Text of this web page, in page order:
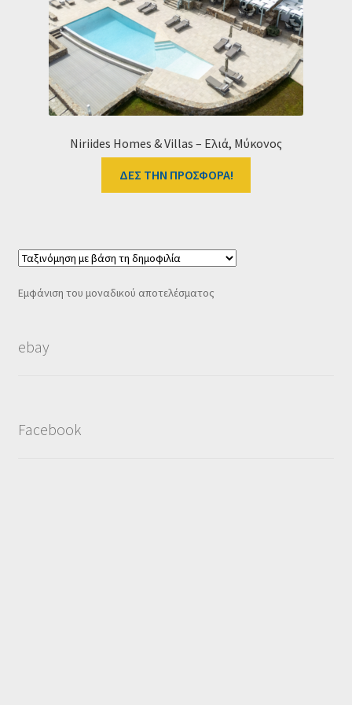
Ταμείο
HOME
Niriides Homes & Villas – Ελιά, Μύκονος
ΔΕΣ ΤΗΝ ΠΡΟΣΦΟΡΑ!
Εμφάνιση του μοναδικού αποτελέσματος
ebay
Facebook